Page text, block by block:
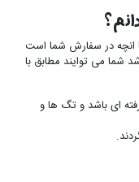
انچه در سفارش شما است
شما می توایند مطابق با
ای باشد و تگ ها و